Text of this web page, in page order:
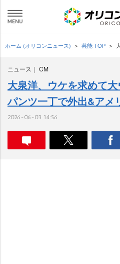
ホーム (オリコンニュース) 芸能 TOP
ニュース CM
大泉洋、ウケを求めて
パンツ一丁で外出&アメ
2026-06-03 14:56